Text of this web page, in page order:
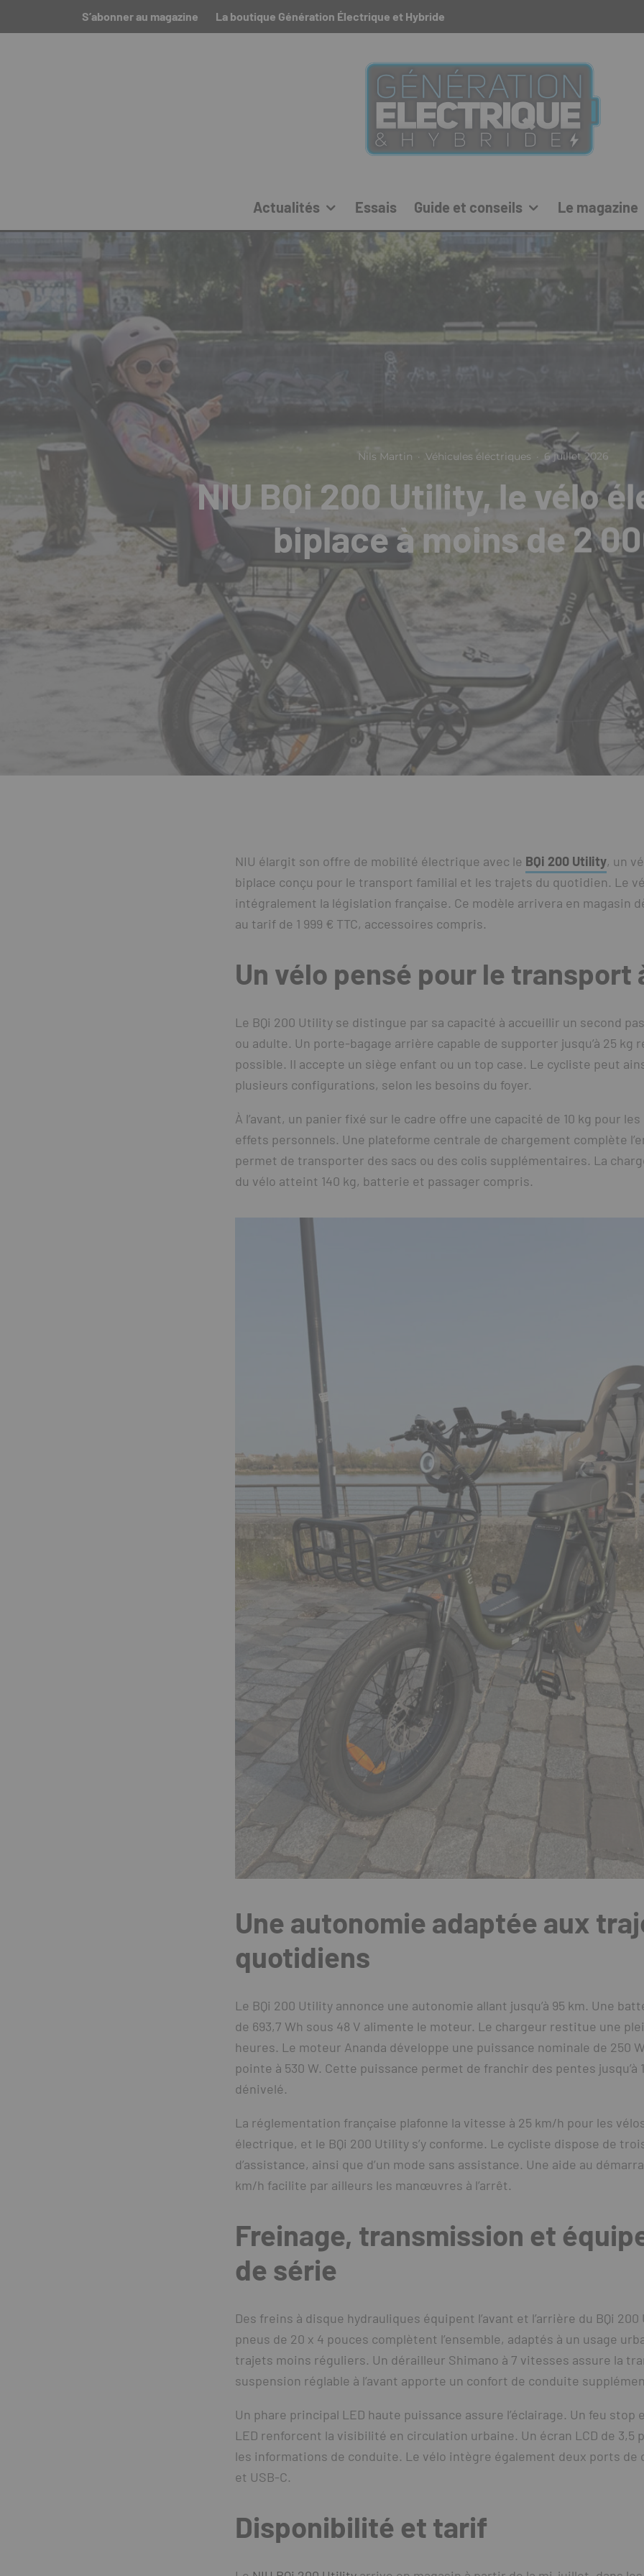
S’abonner au magazine La boutique Génération Électrique et Hybride
Actualités Essais Guide et conseils Le magazine
Nils Martin · Véhicules électriques · 6 juillet 2026
NIU BQi 200 Utility, le vélo
biplace à moins de 2
NIU élargit son offre de mobilité électrique avec le BQi 200 Utility, un
biplace conçu pour le transport familial et les trajets du quotidien. Le
intégralement la législation française. Ce modèle arrivera en magasin
au tarif de 1 999 € TTC, accessoires compris.
Un vélo pensé pour le transport
Le BQi 200 Utility se distingue par sa capacité à accueillir un second
ou adulte. Un porte-bagage arrière capable de supporter jusqu’à 25 kg
possible. Il accepte un siège enfant ou un top case. Le cycliste peut
plusieurs configurations, selon les besoins du foyer.
À l’avant, un panier fixé sur le cadre offre une capacité de 10 kg pour
effets personnels. Une plateforme centrale de chargement complète
permet de transporter des sacs ou des colis supplémentaires. La
du vélo atteint 140 kg, batterie et passager compris.
Une autonomie adaptée aux
quotidiens
Le BQi 200 Utility annonce une autonomie allant jusqu’à 95 km. Une
de 693,7 Wh sous 48 V alimente le moteur. Le chargeur restitue une
heures. Le moteur Ananda développe une puissance nominale de 250
pointe à 530 W. Cette puissance permet de franchir des pentes jusqu’à
dénivelé.
La réglementation française plafonne la vitesse à 25 km/h pour les
électrique, et le BQi 200 Utility s’y conforme. Le cycliste dispose de
d’assistance, ainsi que d’un mode sans assistance. Une aide au
km/h facilite par ailleurs les manœuvres à l’arrêt.
Freinage, transmission et
de série
Des freins à disque hydrauliques équipent l’avant et l’arrière du BQi
pneus de 20 x 4 pouces complètent l’ensemble, adaptés à un usage
trajets moins réguliers. Un dérailleur Shimano à 7 vitesses assure la
suspension réglable à l’avant apporte un confort de conduite
Un phare principal LED haute puissance assure l’éclairage. Un feu stop
LED renforcent la visibilité en circulation urbaine. Un écran LCD de 3,5
les informations de conduite. Le vélo intègre également deux ports de
et USB-C.
Disponibilité et tarif